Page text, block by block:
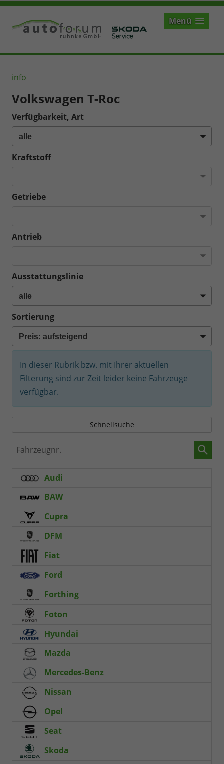
Menü
info
Volkswagen T-Roc
Verfügbarkeit, Art
Kraftstoff
Getriebe
Antrieb
Ausstattungslinie
Sortierung
In dieser Rubrik bzw. mit Ihrer aktuellen
Filterung sind zur Zeit leider keine Fahrzeuge
verfügbar.
Schnellsuche
Fahrzeugnr.
Audi
BAW
Cupra
DFM
Fiat
Ford
Forthing
Foton
Hyundai
Mazda
Mercedes-Benz
Nissan
Opel
Seat
Skoda